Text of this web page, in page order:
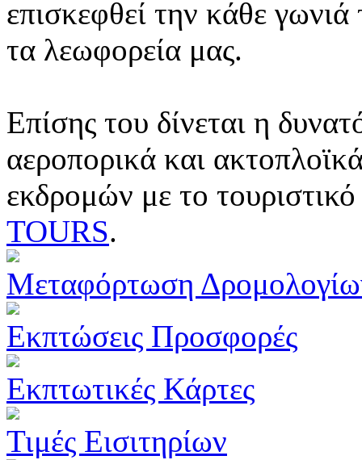
επισκεφθεί την κάθε
τα λεωφορεία μας.
Επίσης του δίνεται η
αεροπορικά και
εκδρομών με το
TOURS.
Μεταφόρτωση
Εκπτώσεις Προσφορές
Εκπτωτικές Κάρτες
Τιμές Εισιτηρίων